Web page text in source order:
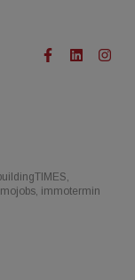
immotermin